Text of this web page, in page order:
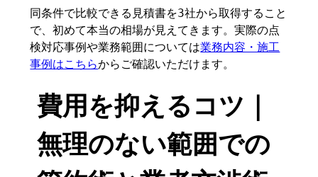
同条件で比較できる見積書を3社から取得すること
で、初めて本当の相場が見えてきます。実際の点
検対応事例や業務範囲については業務内容・施工
事例はこちらからご確認いただけます。
費用を抑えるコツ｜
無理のない範囲での